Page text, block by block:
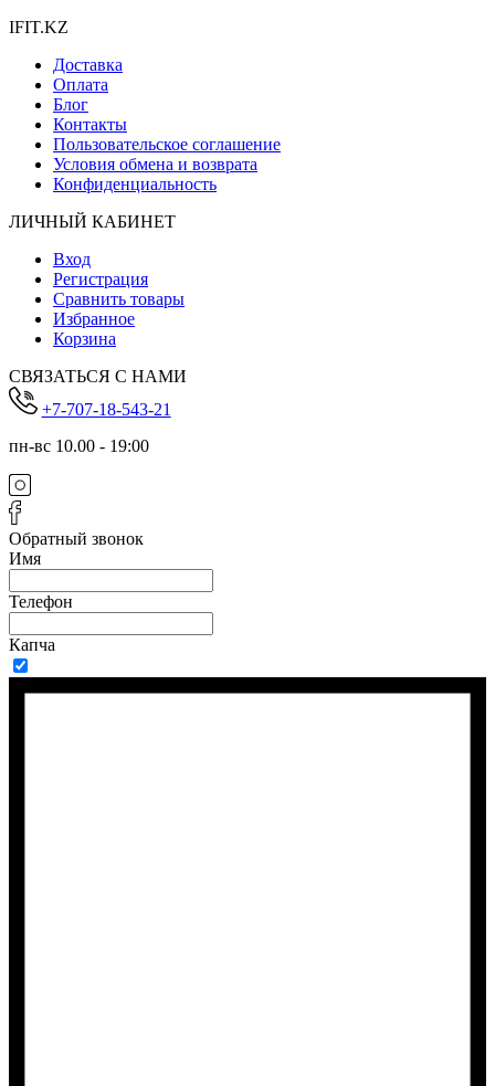
IFIT.KZ
Доставка
Оплата
Блог
Контакты
Пользовательское соглашение
Условия обмена и возврата
Конфиденциальность
ЛИЧНЫЙ КАБИНЕТ
Вход
Регистрация
Сравнить товары
Избранное
Корзина
СВЯЗАТЬСЯ С НАМИ
+7-707-18-543-21
пн-вс 10.00 - 19:00
Обратный звонок
Имя
Телефон
Капча